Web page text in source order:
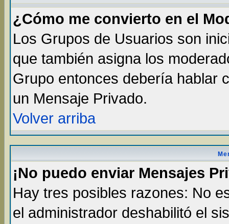
¿Cómo me convierto en el
Los Grupos de Usuarios son
que también asigna los
Grupo entonces debería hablar
un Mensaje Privado.
Volver arriba
¡No puedo enviar Mensajes
Hay tres posibles razones: No
el administrador deshabilitó el